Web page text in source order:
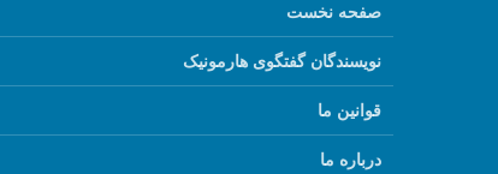
صفحه نخست
نویسندگان گفتگوی هارمونیک
قوانین ما
درباره ما